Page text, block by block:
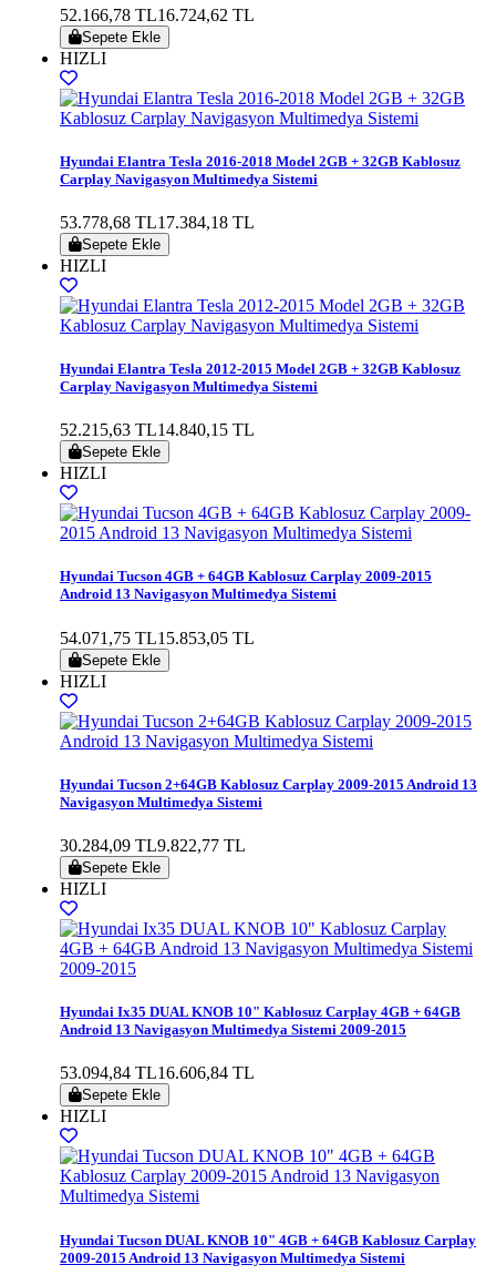
52.166,78 TL16.724,62 TL
Sepete Ekle
HIZLI
Hyundai Elantra Tesla 2016-2018 Model 2GB + 32GB Kablosuz
Carplay Navigasyon Multimedya Sistemi
53.778,68 TL17.384,18 TL
Sepete Ekle
HIZLI
Hyundai Elantra Tesla 2012-2015 Model 2GB + 32GB Kablosuz
Carplay Navigasyon Multimedya Sistemi
52.215,63 TL14.840,15 TL
Sepete Ekle
HIZLI
Hyundai Tucson 4GB + 64GB Kablosuz Carplay 2009-2015
Android 13 Navigasyon Multimedya Sistemi
54.071,75 TL15.853,05 TL
Sepete Ekle
HIZLI
Hyundai Tucson 2+64GB Kablosuz Carplay 2009-2015 Android 13
Navigasyon Multimedya Sistemi
30.284,09 TL9.822,77 TL
Sepete Ekle
HIZLI
Hyundai Ix35 DUAL KNOB 10" Kablosuz Carplay 4GB + 64GB
Android 13 Navigasyon Multimedya Sistemi 2009-2015
53.094,84 TL16.606,84 TL
Sepete Ekle
HIZLI
Hyundai Tucson DUAL KNOB 10" 4GB + 64GB Kablosuz Carplay
2009-2015 Android 13 Navigasyon Multimedya Sistemi